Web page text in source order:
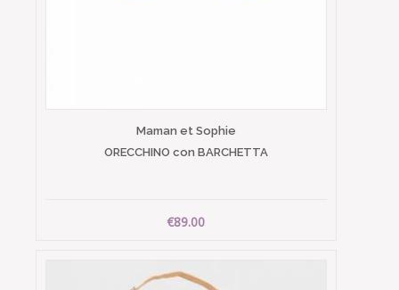
Maman et Sophie
ORECCHINO con BARCHETTA
€89.00